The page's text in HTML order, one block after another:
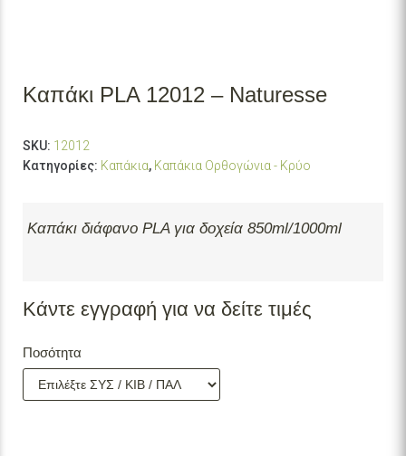
Καπάκι PLA 12012 – Naturesse
SKU: 12012
Κατηγορίες: Καπάκια, Καπάκια Ορθογώνια - Κρύο
Καπάκι διάφανο PLA για δοχεία 850ml/1000ml
Κάντε εγγραφή για να δείτε τιμές
Ποσότητα